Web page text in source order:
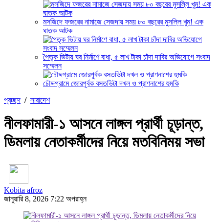
মসজিদে ফজরের নামাজে সেজদায় সময় ৮০ বছরের মুসল্লি খুম! এক
ঘাতক আটক
পৈতৃক ভিটায় ঘর নির্মাণে বাধা, ৫ লাখ টাকা চাঁদা দাবির অভিযোগে সংবাদ
সম্মেলন
চৌদ্দগ্রামে জোরপূর্বক বসতভিটা দখল ও প্রাণনাশের হুমকি
প্রচ্ছদ / সারাদেশ
নীলফামারী-১ আসনে লাঙ্গল প্রার্থী চূড়ান্ত,
ডিমলায় নেতাকর্মীদের নিয়ে মতবিনিময় সভা
Kobita afroz
জানুয়ারি 8, 2026 7:22 অপরাহ্ন